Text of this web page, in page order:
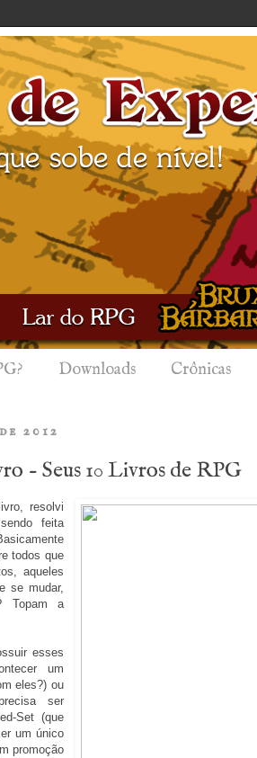
Downloads Crônicas
2012
- Seus 10 Livros de RPG
resolvi
feita
todos que
aqueles
se mudar,
Topam a
esses
um
eles?) ou
ser
Set (que
um único
promoção